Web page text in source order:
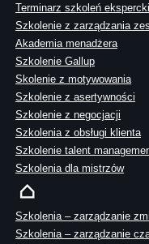
Terminarz szkoleń
Szkolenie z zarządzania
Akademia menadżera
Szkolenie Gallup
Skolenie z motywowania
Szkolenie z asertywności
Szkolenie z negocjacji
Szkolenia z obsługi klienta
Szkolenie talent
Szkolenia dla mistrzów
Szkolenia – zarządzanie
Szkolenia – zarządzanie